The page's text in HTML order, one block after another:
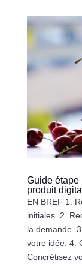
Guide étape
produit digital
EN BREF 1.
initiales. 2.
la demande.
votre idée. 4.
Concrétisez